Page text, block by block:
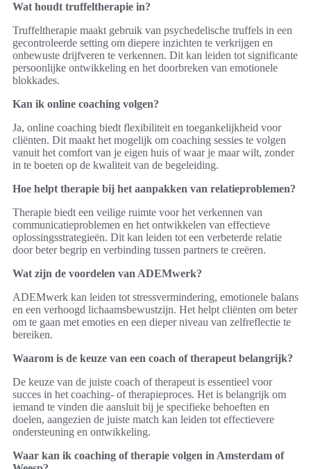
Wat houdt truffeltherapie in?
Truffeltherapie maakt gebruik van psychedelische truffels in een
gecontroleerde setting om diepere inzichten te verkrijgen en
onbewuste drijfveren te verkennen. Dit kan leiden tot significante
persoonlijke ontwikkeling en het doorbreken van emotionele
blokkades.
Kan ik online coaching volgen?
Ja, online coaching biedt flexibiliteit en toegankelijkheid voor
cliënten. Dit maakt het mogelijk om coaching sessies te volgen
vanuit het comfort van je eigen huis of waar je maar wilt, zonder
in te boeten op de kwaliteit van de begeleiding.
Hoe helpt therapie bij het aanpakken van relatieproblemen?
Therapie biedt een veilige ruimte voor het verkennen van
communicatieproblemen en het ontwikkelen van effectieve
oplossingsstrategieën. Dit kan leiden tot een verbeterde relatie
door beter begrip en verbinding tussen partners te creëren.
Wat zijn de voordelen van ADEMwerk?
ADEMwerk kan leiden tot stressvermindering, emotionele balans
en een verhoogd lichaamsbewustzijn. Het helpt cliënten om beter
om te gaan met emoties en een dieper niveau van zelfreflectie te
bereiken.
Waarom is de keuze van een coach of therapeut belangrijk?
De keuze van de juiste coach of therapeut is essentieel voor
succes in het coaching- of therapieproces. Het is belangrijk om
iemand te vinden die aansluit bij je specifieke behoeften en
doelen, aangezien de juiste match kan leiden tot effectievere
ondersteuning en ontwikkeling.
Waar kan ik coaching of therapie volgen in Amsterdam of